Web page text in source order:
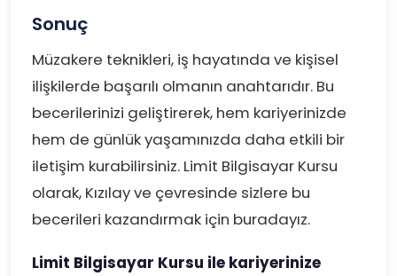
Sonuç
Müzakere teknikleri, iş hayatında ve kişisel
ilişkilerde başarılı olmanın anahtarıdır. Bu
becerilerinizi geliştirerek, hem kariyerinizde
hem de günlük yaşamınızda daha etkili bir
iletişim kurabilirsiniz. Limit Bilgisayar Kursu
olarak, Kızılay ve çevresinde sizlere bu
becerileri kazandırmak için buradayız.
Limit Bilgisayar Kursu ile kariyerinize